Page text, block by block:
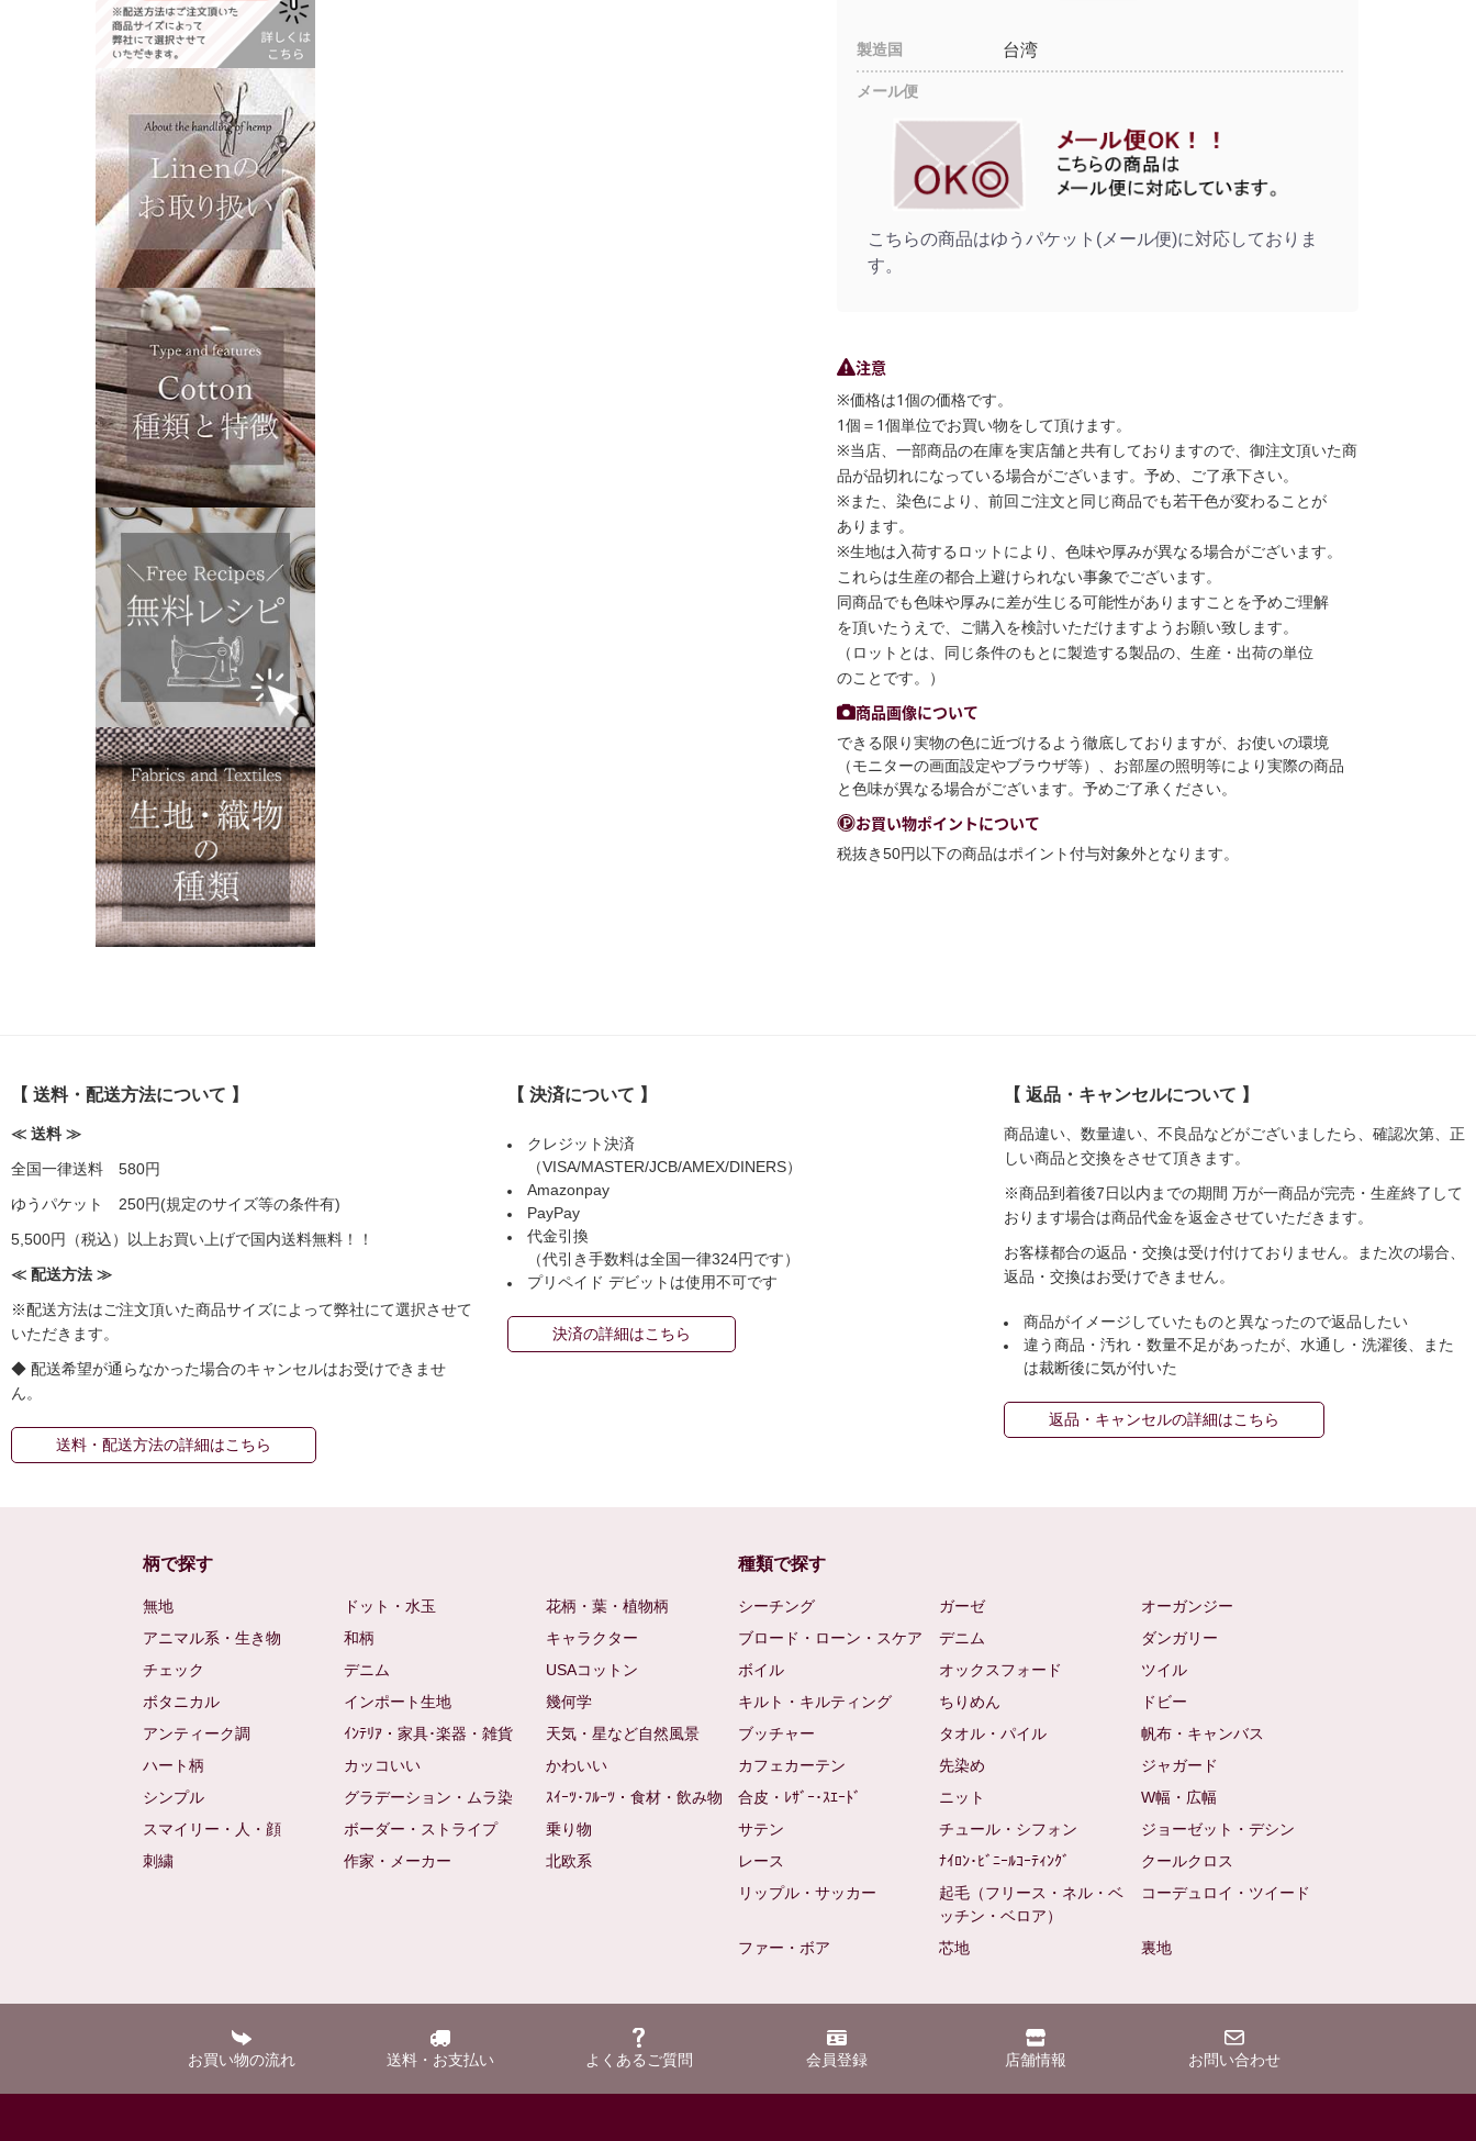
製造国 台湾
メール便
こちらの商品はゆうパケット(メール便)に対応しておりま
す。
注意
※価格は1個の価格です。
1個＝1個単位でお買い物をして頂けます。
※当店、一部商品の在庫を実店舗と共有しておりますので、御注文頂いた商
品が品切れになっている場合がございます。予め、ご了承下さい。
※また、染色により、前回ご注文と同じ商品でも若干色が変わることが
あります。
※生地は入荷するロットにより、色味や厚みが異なる場合がございます。
これらは生産の都合上避けられない事象でございます。
同商品でも色味や厚みに差が生じる可能性がありますことを予めご理解
を頂いたうえで、ご購入を検討いただけますようお願い致します。
（ロットとは、同じ条件のもとに製造する製品の、生産・出荷の単位
のことです。）
商品画像について
できる限り実物の色に近づけるよう徹底しておりますが、お使いの環境
（モニターの画面設定やブラウザ等）、お部屋の照明等により実際の商品
と色味が異なる場合がございます。予めご了承ください。
お買い物ポイントについて
税抜き50円以下の商品はポイント付与対象外となります。
【 送料・配送方法について 】
≪ 送料 ≫
全国一律送料 580円
ゆうパケット 250円(規定のサイズ等の条件有)
5,500円（税込）以上お買い上げで国内送料無料！！
≪ 配送方法 ≫
※配送方法はご注文頂いた商品サイズによって弊社にて選択させて
いただきます。
◆ 配送希望が通らなかった場合のキャンセルはお受けできませ
ん。
送料・配送方法の詳細はこちら
【 決済について 】
クレジット決済
（VISA/MASTER/JCB/AMEX/DINERS）
Amazonpay
PayPay
代金引換
（代引き手数料は全国一律324円です）
プリペイド デビットは使用不可です
決済の詳細はこちら
【 返品・キャンセルについて 】
商品違い、数量違い、不良品などがございましたら、確認次第、正
しい商品と交換をさせて頂きます。
※商品到着後7日以内までの期間 万が一商品が完売・生産終了して
おります場合は商品代金を返金させていただきます。
お客様都合の返品・交換は受け付けておりません。また次の場合、
返品・交換はお受けできません。
商品がイメージしていたものと異なったので返品したい
違う商品・汚れ・数量不足があったが、水通し・洗濯後、また
は裁断後に気が付いた
返品・キャンセルの詳細はこちら
柄で探す
無地 ドット・水玉
花柄・葉・植物柄
アニマル系・生き物
和柄
キャラクター
チェック
デニム
USAコットン
ボタニカル
インポート生地
幾何学
アンティーク調
ｲﾝﾃﾘｱ・家具･楽器・雑貨
天気・星など自然風景
ハート柄
カッコいい
かわいい
シンプル
グラデーション・ムラ染
ｽｲｰﾂ･ﾌﾙｰﾂ・食材・飲み物
スマイリー・人・顔
ボーダー・ストライプ
乗り物
刺繍
作家・メーカー 北欧系
種類で探す
シーチング ガーゼ
オーガンジー
ブロード・ローン・スケア
デニム
ダンガリー
ボイル
オックスフォード
ツイル
キルト・キルティング
ちりめん
ドビー
ブッチャー
タオル・パイル
帆布・キャンバス
カフェカーテン
先染め
ジャガード
合皮・ﾚｻﾞｰ･ｽｴｰﾄﾞ
ニット
W幅・広幅
サテン
チュール・シフォン
ジョーゼット・デシン
レース
ﾅｲﾛﾝ･ﾋﾞﾆｰﾙｺｰﾃｨﾝｸﾞ
クールクロス
リップル・サッカー
起毛（フリース・ネル・ベ
ッチン・ベロア）
コーデュロイ・ツイード
ファー・ボア 芯地 裏地
お買い物の流れ 送料・お支払い よくあるご質問 会員登録 店舗情報 お問い合わせ